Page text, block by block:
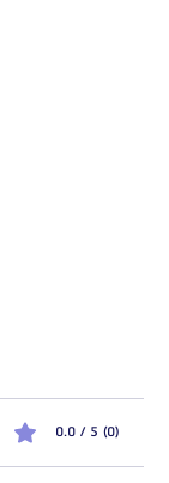
0.0 / 5 (0)